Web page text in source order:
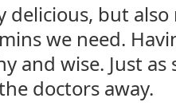
delicious, but
we need.
and wise. Just as
doctors away.